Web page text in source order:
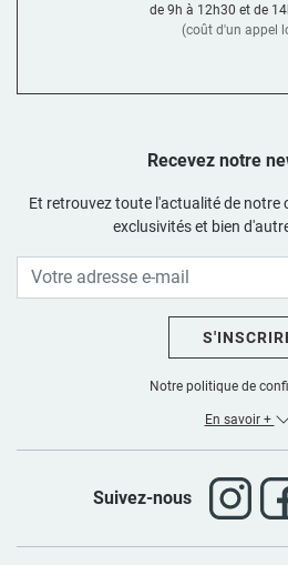
Recevez notre
Et retrouvez toute l'actualité de notre
exclusivités et bien
Notre politique de
En savoir +
Suivez-nous
de 9h à 12h30 et de
(coût d'un appel